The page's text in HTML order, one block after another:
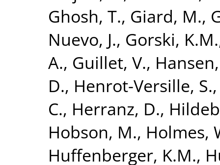
Ghosh, T., Giard, M.,
Nuevo, J., Gorski, K.M.
A., Guillet, V.,
D., Henrot-Versille, S.
C., Herranz, D.,
Hobson, M., Holmes,
Huffenberger, K.M.,